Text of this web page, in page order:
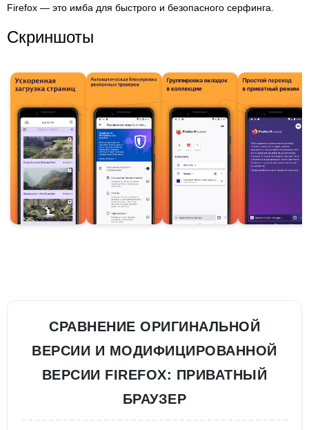
Firefox — это имба для быстрого и безопасного серфинга.
Скриншоты
СРАВНЕНИЕ ОРИГИНАЛЬНОЙ
ВЕРСИИ И МОДИФИЦИРОВАННОЙ
ВЕРСИИ FIREFOX: ПРИВАТНЫЙ
БРАУЗЕР